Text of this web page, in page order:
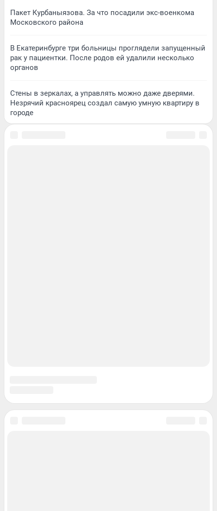
Пакет Курбаныязова. За что посадили экс-военкома
Московского района
В Екатеринбурге три больницы проглядели запущенный
рак у пациентки. После родов ей удалили несколько
органов
Стены в зеркалах, а управлять можно даже дверями.
Незрячий красноярец создал самую умную квартиру в
городе